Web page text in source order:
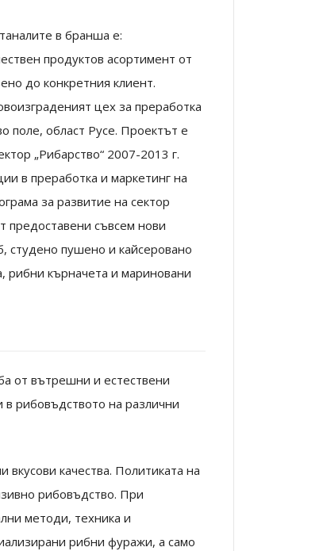
в бранша е:
продуктов асортимент от
до конкретния клиент.
цех за преработка
поле, област Русе. Проектът е
„Рибарство“ 2007-2013 г.
в преработка и маркетинг на
за развитие на сектор
предоставени съвсем нови
студено пушено и кайсеровано
кърначета и мариновани
от вътрешни и естествени
рибовъдството на различни
качества. Политиката на
рибовъдство. При
методи, техника и
рибни фуражи, а само